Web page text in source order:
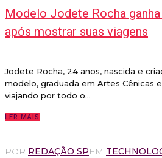
Modelo Jodete Rocha
após mostrar suas viagens
Jodete Rocha, 24 anos, nascida e
modelo, graduada em Artes Cênicas
viajando por todo o...
LER MAIS
POR REDAÇÃO SPEM